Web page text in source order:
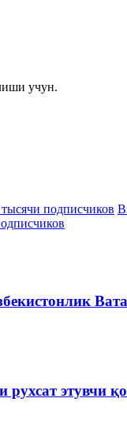
учун.
подписчиков
этувчи